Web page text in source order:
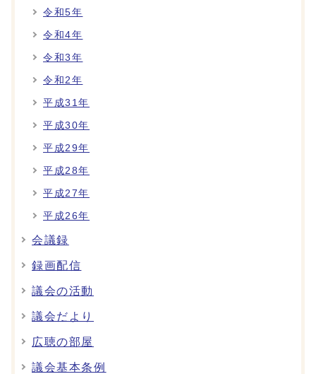
令和5年
令和4年
令和3年
令和2年
平成31年
平成30年
平成29年
平成28年
平成27年
平成26年
会議録
録画配信
議会の活動
議会だより
広聴の部屋
議会基本条例